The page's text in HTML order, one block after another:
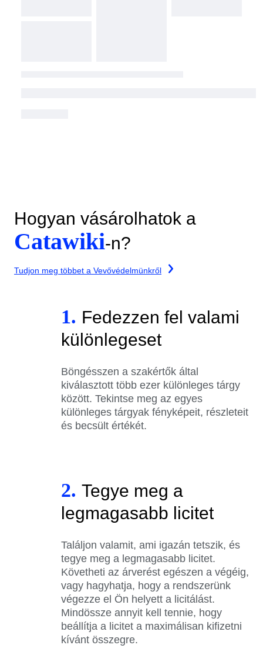
Hogyan vásárolhatok a
Catawiki-n?
Tudjon meg többet a Vevővédelmünkről
1. Fedezzen fel valami
különlegeset
Böngésszen a szakértők által
kiválasztott több ezer különleges tárgy
között. Tekintse meg az egyes
különleges tárgyak fényképeit, részleteit
és becsült értékét.
2. Tegye meg a
legmagasabb licitet
Találjon valamit, ami igazán tetszik, és
tegye meg a legmagasabb licitet.
Követheti az árverést egészen a végéig,
vagy hagyhatja, hogy a rendszerünk
végezze el Ön helyett a licitálást.
Mindössze annyit kell tennie, hogy
beállítja a licitet a maximálisan kifizetni
kívánt összegre.